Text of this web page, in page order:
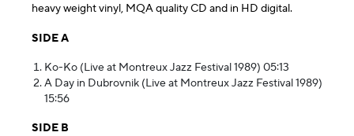
heavy weight vinyl, MQA quality CD and in HD digital.
SIDE A
Ko-Ko (Live at Montreux Jazz Festival 1989) 05:13
A Day in Dubrovnik (Live at Montreux Jazz Festival 1989)
15:56
SIDE B